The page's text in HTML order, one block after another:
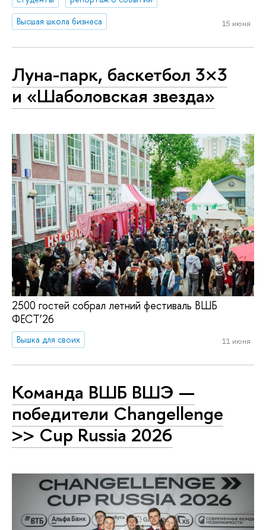
Высшая школа бизнеса
15 июня
Луна-парк, баскетбол 3×3
и «Шаболовская звезда»
2500 гостей собрал летний фестиваль ВШБ
ФЕСТ’26
Вышка для своих 11 июня
Команда ВШБ ВШЭ —
победители Changellenge
>> Cup Russia 2026